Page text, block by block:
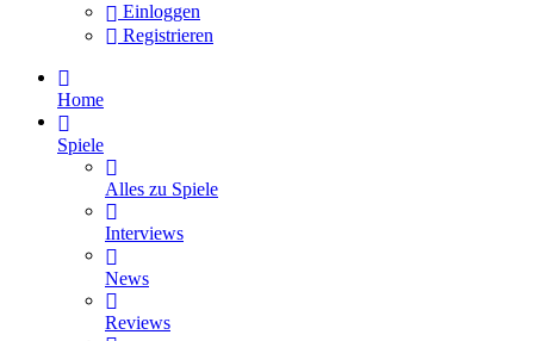
Einloggen
Registrieren
Home
Spiele
Alles zu Spiele
Interviews
News
Reviews